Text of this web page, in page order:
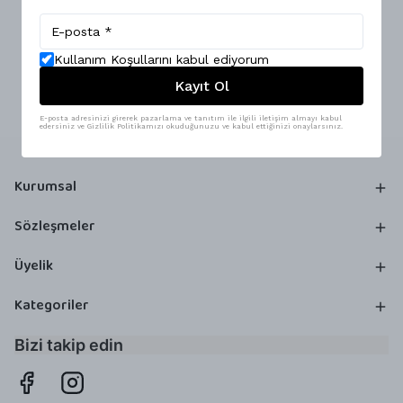
Kurumsal
Sözleşmeler
Üyelik
Kategoriler
Bizi takip edin
Kullanım Koşullarını kabul ediyorum
Kayıt Ol
E-posta adresinizi girerek pazarlama ve tanıtım ile ilgili iletişim almayı kabul
edersiniz ve Gizlilik Politikamızı okuduğunuzu ve kabul ettiğinizi onaylarsınız.